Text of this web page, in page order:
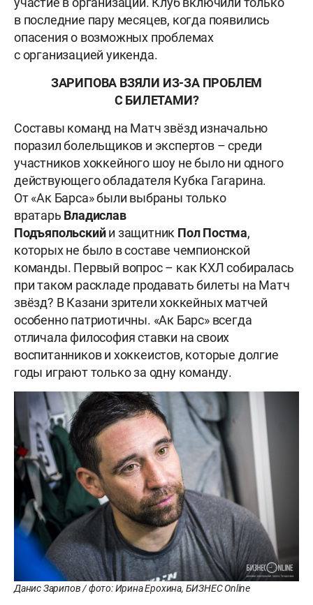
в последние пару месяцев, когда появились
опасения о возможных проблемах
с организацией уикенда.
ЗАРИПОВА ВЗЯЛИ ИЗ-ЗА ПРОБЛЕМ
С БИЛЕТАМИ?
Составы команд на Матч звёзд изначально
поразил болельщиков и экспертов – среди
участников хоккейного шоу не было ни одного
действующего обладателя Кубка Гагарина.
От «Ак Барса» были выбраны только
вратарь Владислав
Подъяпольскийи защитник Пол Постма,
которых не было в составе чемпионской
команды. Первый вопрос – как КХЛ собиралась
при таком раскладе продавать билеты на Матч
звёзд? В Казани зрители хоккейных матчей
особенно патриотичны. «Ак Барс» всегда
отличала философия ставки на своих
воспитанников и хоккеистов, которые долгие
годы играют только за одну команду.
Данис Зарипов / фото: Ирина Ерохина, БИЗНЕС Online